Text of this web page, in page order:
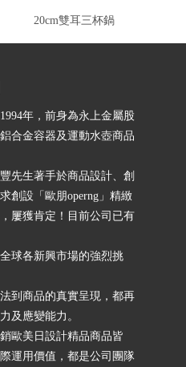
20cm雙耳三杯鍋
年，前身為永上金屬股
合金容器及運動水壺商品
先生著手於商品設計、創
創設「歐朋operng」精緻
屢獲肯定！目前公司已有
球各新興市場的強烈挑
到商品的真實呈現，都再
及應變能力。
歐美日設計精品商品皆
運用價值，都是公司團隊